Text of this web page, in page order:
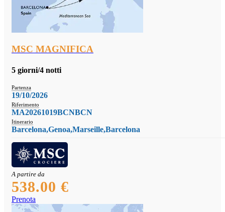
MSC MAGNIFICA
5 giorni/4 notti
Partenza
19/10/2026
Riferimento
MA20261019BCNBCN
Itinerario
Barcelona,Genoa,Marseille,Barcelona
A partire da
538.00 €
Prenota